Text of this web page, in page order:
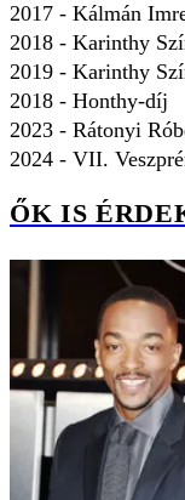
2017 - Kálmán
2018 - Karinthy
2019 - Karinthy
2018 - Honthy-díj
2023 - Rátonyi
2024 - VII.
ŐK IS